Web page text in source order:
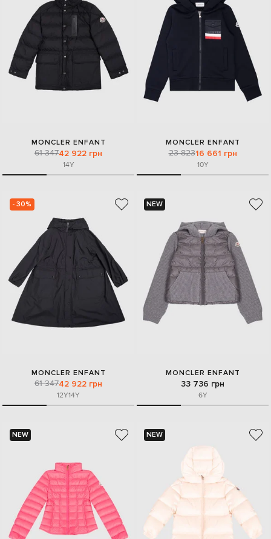
MONCLER ENFANT
61 34742 922 грн
14Y
MONCLER ENFANT
23 82316 661 грн
10Y
- 30%
MONCLER ENFANT
61 34742 922 грн
12Y14Y
NEW
MONCLER ENFANT
33 736 грн
6Y
NEW NEW